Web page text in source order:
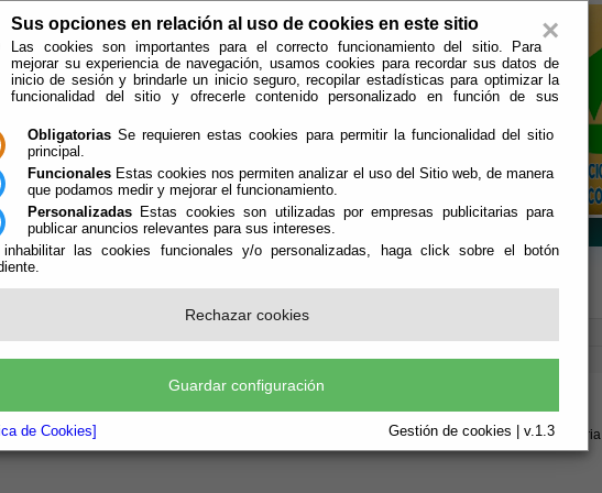
×
Sus opciones en relación al uso de cookies en este sitio
Las cookies son importantes para el correcto funcionamiento del sitio. Para
mejorar su experiencia de navegación, usamos cookies para recordar sus datos de
inicio de sesión y brindarle un inicio seguro, recopilar estadísticas para optimizar la
funcionalidad del sitio y ofrecerle contenido personalizado en función de sus
Obligatorias Se requieren estas cookies para permitir la funcionalidad del sitio
principal.
Funcionales Estas cookies nos permiten analizar el uso del Sitio web, de manera
que podamos medir y mejorar el funcionamiento.
Personalizadas Estas cookies son utilizadas por empresas publicitarias para
publicar anuncios relevantes para sus intereses.
las cookies funcionales y/o personalizadas, haga click sobre el botón
Rechazar cookies
Guardar configuración
de Cookies] Gestión de cookies | v.1.3
Quién Somos
encuentra aquí:
DE CONTACTO
al Público: de 9:00h a 14:00
Paraje Terdiguera s/n Pol Industrial Planta de Reciclaje de residuos de Albox 04800-Albox Almeria